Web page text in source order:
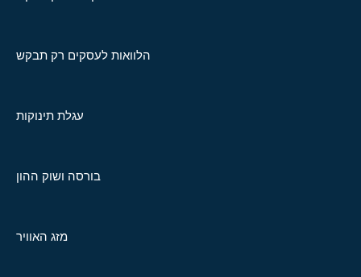
הלוואות לעסקים רק תבקש
עגלת תינוקות
בורסה ושוק ההון
מזג האוויר